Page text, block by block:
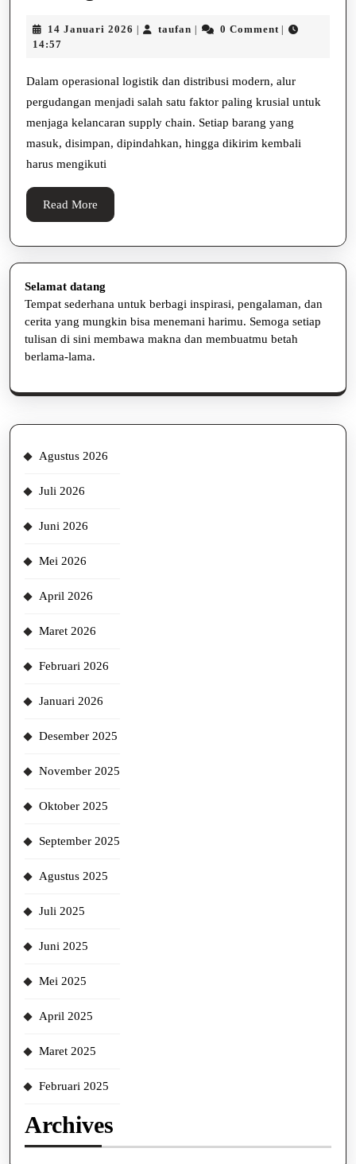
Dalam
:
Mengelola
Barang
di
14 Januari 2026 14
| taufan taufan
| 0 Comment |
14:57
Dalam operasional logistik dan distribusi modern, alur
pergudangan menjadi salah satu faktor paling krusial untuk
menjaga kelancaran supply chain. Setiap barang yang
masuk, disimpan, dipindahkan, hingga dikirim kembali
harus mengikuti
Read More
More
Selamat datang
Tempat sederhana untuk berbagi inspirasi, pengalaman, dan
cerita yang mungkin bisa menemani harimu. Semoga setiap
tulisan di sini membawa makna dan membuatmu betah
berlama-lama.
Agustus 2026
Juli 2026
Juni 2026
Mei 2026
April 2026
Maret 2026
Februari 2026
Januari 2026
Desember 2025
November 2025
Oktober 2025
September 2025
Agustus 2025
Juli 2025
Juni 2025
Mei 2025
April 2025
Maret 2025
Februari 2025
Archives